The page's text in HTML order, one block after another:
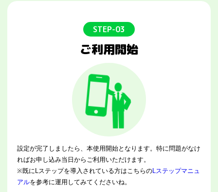
STEP-03
ご利用開始
設定が完了しましたら、本使用開始となります。特に問題がなけ
ればお申し込み当日からご利用いただけます。
※既にLステップを導入されている方はこちらのLステップマニュ
アルを参考に運用してみてくださいね。